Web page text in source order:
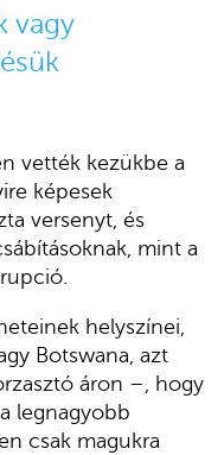
vagy
vették kezükbe a
képesek
versenyt, és
mint a
helyszínei,
Botswana, azt
áron –, hogy
legnagyobb
csak magukra